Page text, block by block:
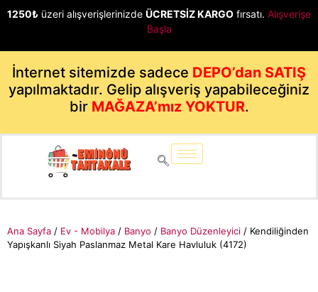
1250₺ üzeri alışverişlerinizde ÜCRETSİZ KARGO fırsatı. Alışverişe
Başla
İnternet sitemizde sadece DEPO’dan SATIŞ
yapılmaktadır. Gelip alışveriş yapabileceğiniz
bir MAĞAZA’mız YOKTUR.
Ana Sayfa / Ev - Mobilya / Banyo / Banyo Düzenleyici / Kendiliğinden
Yapışkanlı Siyah Paslanmaz Metal Kare Havluluk (4172)